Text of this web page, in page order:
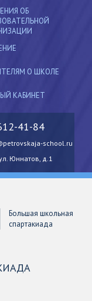
ОБ
О ШКОЛЕ
КАБИНЕТ
41-84
school.ru
Юннатов, д.1
Большая школьная
спартакиада